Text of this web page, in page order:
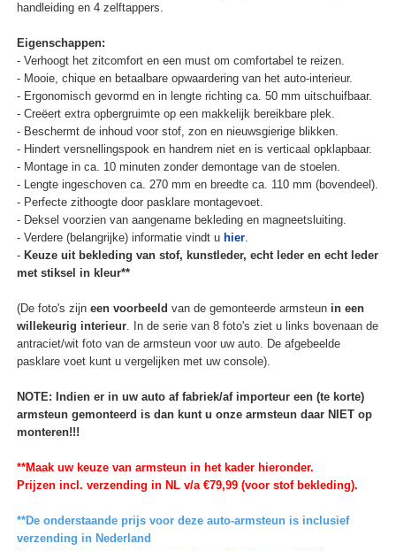
handleiding en 4 zelftappers.
Eigenschappen:
- Verhoogt het zitcomfort en een must om comfortabel te reizen.
- Mooie, chique en betaalbare opwaardering van het auto-interieur.
- Ergonomisch gevormd en in lengte richting ca. 50 mm uitschuifbaar.
- Creëert extra opbergruimte op een makkelijk bereikbare plek.
- Beschermt de inhoud voor stof, zon en nieuwsgierige blikken.
- Hindert versnellingspook en handrem niet en is verticaal opklapbaar.
- Montage in ca. 10 minuten zonder demontage van de stoelen.
- Lengte ingeschoven ca. 270 mm en breedte ca. 110 mm (bovendeel).
- Perfecte zithoogte door pasklare montagevoet.
- Deksel voorzien van aangename bekleding en magneetsluiting.
- Verdere (belangrijke) informatie vindt u hier.
- Keuze uit bekleding van stof, kunstleder, echt leder en echt leder
met stiksel in kleur**
(De foto's zijn een voorbeeld van de gemonteerde armsteun in een
willekeurig interieur. In de serie van 8 foto's ziet u links bovenaan de
antraciet/wit foto van de armsteun voor uw auto. De afgebeelde
pasklare voet kunt u vergelijken met uw console).
NOTE: Indien er in uw auto af fabriek/af importeur een (te korte)
armsteun gemonteerd is dan kunt u onze armsteun daar NIET op
monteren!!!
**Maak uw keuze van armsteun in het kader hieronder.
Prijzen incl. verzending in NL v/a €79,99 (voor stof bekleding).
**De onderstaande prijs voor deze auto-armsteun is inclusief
verzending in Nederland